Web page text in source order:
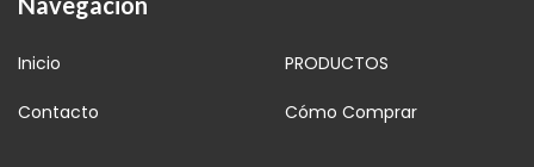
Inicio PRODUCTOS
Contacto Cómo Comprar